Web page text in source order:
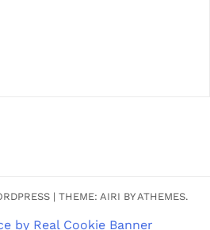
| THEME: AIRI BY ATHEMES.
by Real Cookie Banner